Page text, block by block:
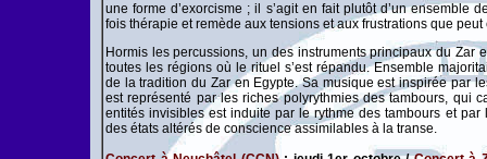
une forme d’exorcisme ; il s’agit en fait plutôt d’un ensemble
fois thérapie et remède aux tensions et aux frustrations que
Hormis les percussions, un des instruments principaux du Zar
toutes les régions où le rituel s’est répandu. Ensemble
de la tradition du Zar en Egypte. Sa musique est inspirée par
est représenté par les riches polyrythmies des tambours, qui
entités invisibles est induite par le rythme des tambours et
des états altérés de conscience assimilables à la transe.